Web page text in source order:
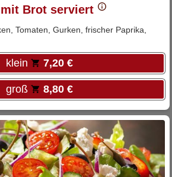
Brot serviert
Tomaten, Gurken, frischer Paprika,
klein 7,20 €
groß 8,80 €